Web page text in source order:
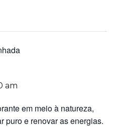
am
em meio à natureza,
puro e renovar as energias.